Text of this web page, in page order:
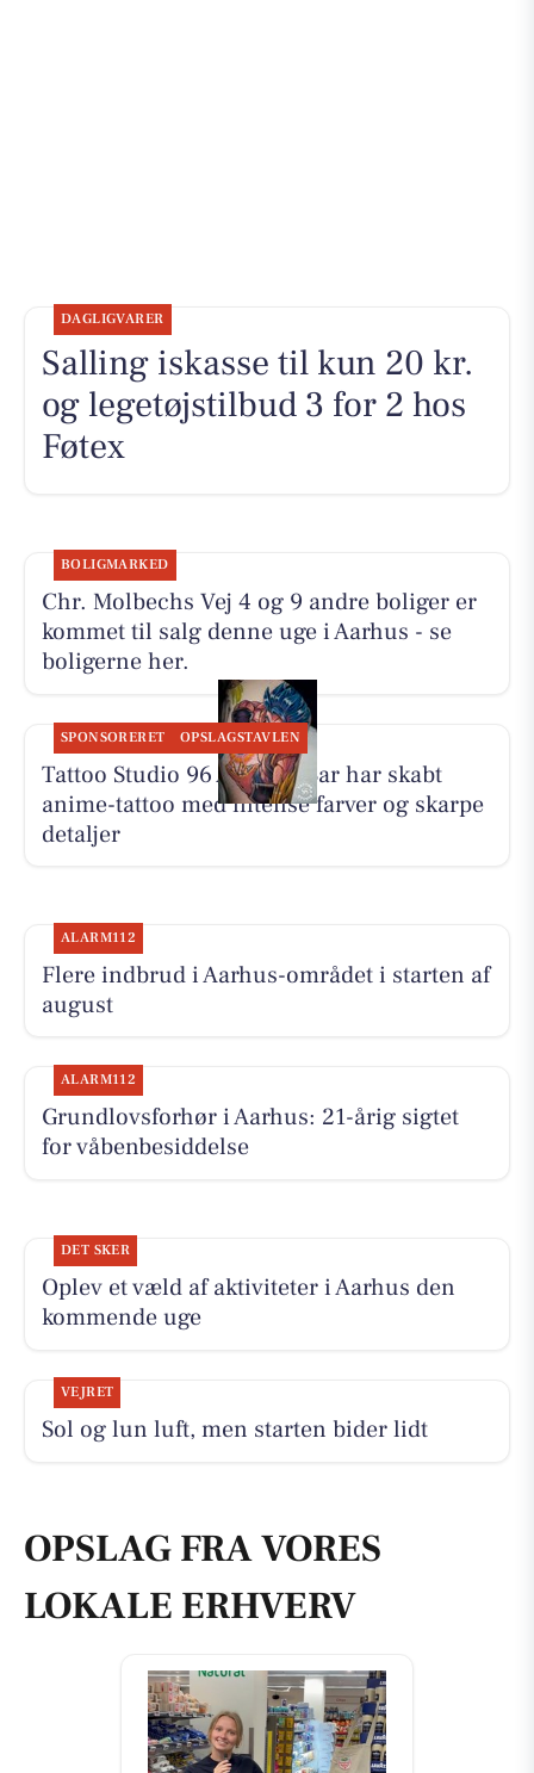
DAGLIGVARER
Salling iskasse til kun 20 kr.
og legetøjstilbud 3 for 2 hos
Føtex
BOLIGMARKED
Chr. Molbechs Vej 4 og 9 andre boliger er
kommet til salg denne uge i Aarhus - se
boligerne her.
SPONSORERET OPSLAGSTAVLEN
Tattoo Studio 96 Aarhus: Bar har skabt
anime-tattoo med intense farver og skarpe
detaljer
ALARM112
Flere indbrud i Aarhus-området i starten af
august
ALARM112
Grundlovsforhør i Aarhus: 21-årig sigtet
for våbenbesiddelse
DET SKER
Oplev et væld af aktiviteter i Aarhus den
kommende uge
VEJRET
Sol og lun luft, men starten bider lidt
OPSLAG FRA VORES
LOKALE ERHVERV